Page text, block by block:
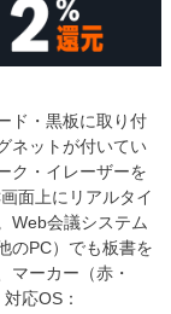
ド・黒板に取り付
ネットが付いてい
ク・イレーザーを
面上にリアルタイ
Web会議システム
のPC）でも板書を
マーカー（赤・
応OS：